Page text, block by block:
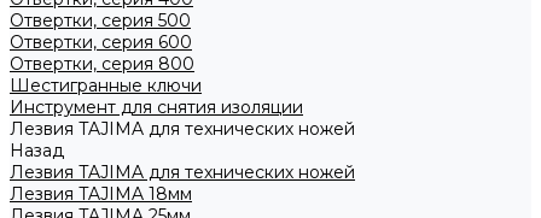
Отвертки, серия 500
Отвертки, серия 600
Отвертки, серия 800
Шестигранные ключи
Инструмент для снятия изоляции
Лезвия TAJIMA для технических ножей
Назад
Лезвия TAJIMA для технических ножей
Лезвия TAJIMA 18мм